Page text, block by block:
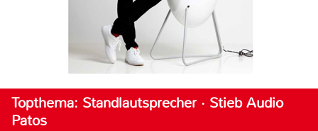
Topthema: Standlautsprecher · Stieb Audio
Patos